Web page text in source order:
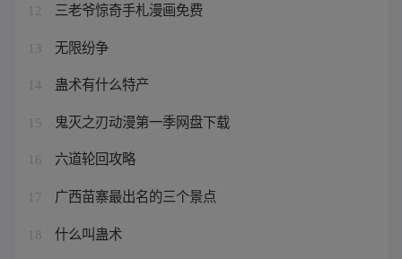
12 三老爷惊奇手札漫画免费
13 无限纷争
14 蛊术有什么特产
15 鬼灭之刃动漫第一季网盘下载
16 六道轮回攻略
17 广西苗寨最出名的三个景点
18 什么叫蛊术